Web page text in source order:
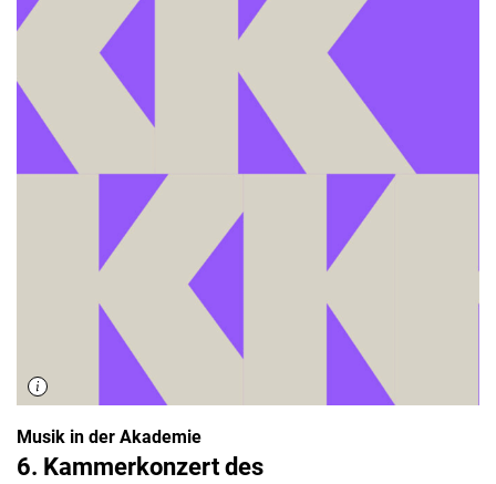
Musik in der Akademie
6. Kammerkonzert des